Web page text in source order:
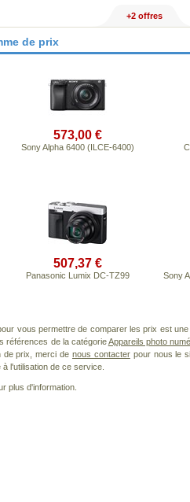
+2 offres
de prix
573,00 €
Sony Alpha 6400 (ILCE-6400)
507,37 €
Panasonic Lumix DC-TZ99 Sony
vous permettre de comparer les prix est une
références de la catégorieAppareils photo
de prix, merci de nous contacterpour nous le
l'utilisation de ce service.
plus d'information.